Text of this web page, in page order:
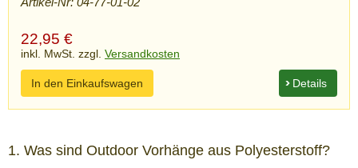
22,95 €
inkl. MwSt. zzgl. Versandkosten
Details
In den Einkaufswagen
1. Was sind Outdoor Vorhänge aus Polyesterstoff?